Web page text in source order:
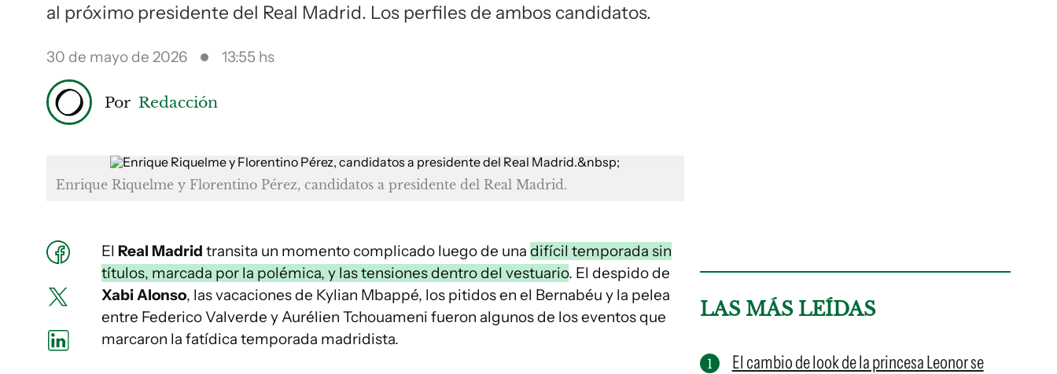
al próximo presidente del Real Madrid. Los perfiles de ambos candidatos.
30 de mayo de 2026 13:55 hs
Por Redacción
Enrique Riquelme y Florentino Pérez, candidatos a presidente del Real Madrid.
El Real Madrid transita un momento complicado luego de una difícil temporada sin
títulos, marcada por la polémica, y las tensiones dentro del vestuario. El despido de
Xabi Alonso, las vacaciones de Kylian Mbappé, los pitidos en el Bernabéu y la pelea
entre Federico Valverde y Aurélien Tchouameni fueron algunos de los eventos que
marcaron la fatídica temporada madridista.
LAS MÁS LEÍDAS
El cambio de look de la princesa Leonor se